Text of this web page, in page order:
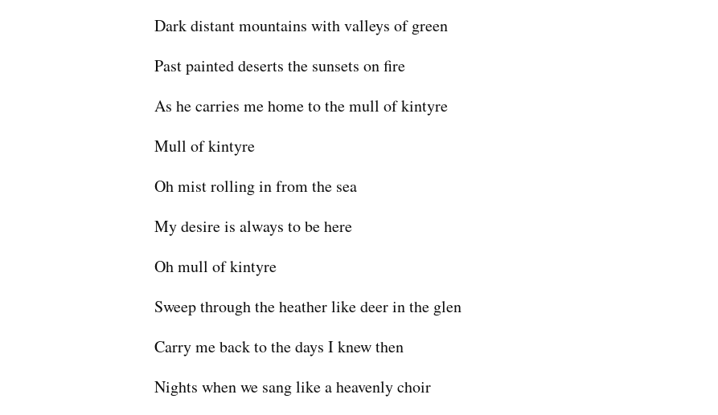
Dark distant mountains with valleys of green
Past painted deserts the sunsets on fire
As he carries me home to the mull of kintyre
Mull of kintyre
Oh mist rolling in from the sea
My desire is always to be here
Oh mull of kintyre
Sweep through the heather like deer in the glen
Carry me back to the days I knew then
Nights when we sang like a heavenly choir